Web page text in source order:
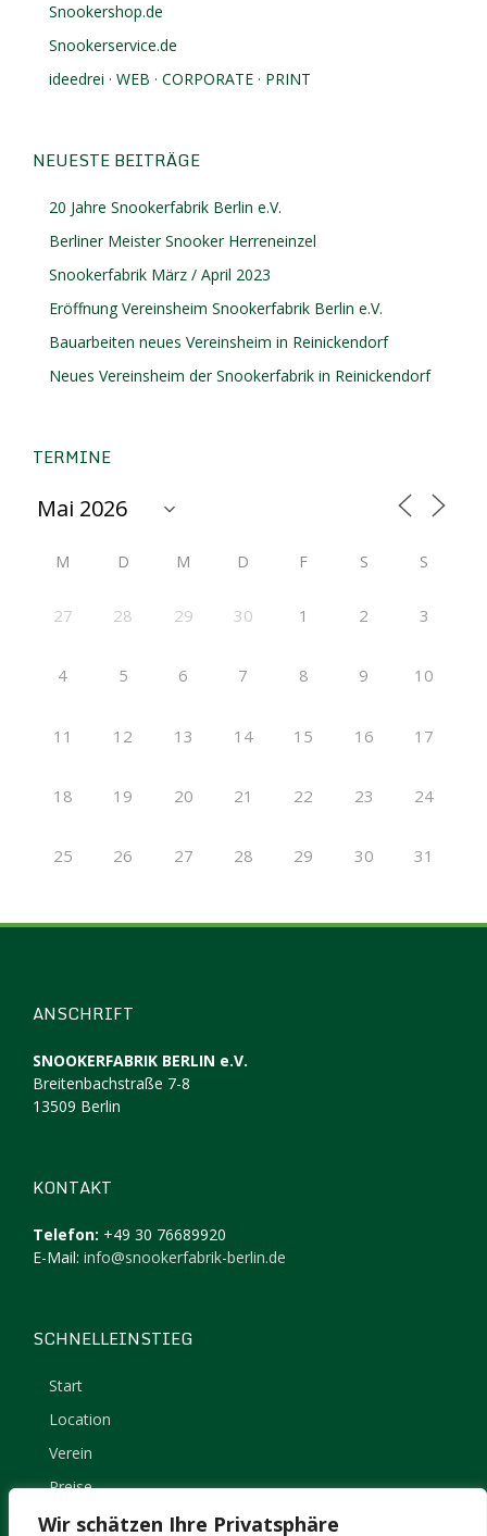
Wir schätzen Ihre Privatsphäre
Snookershop.de
Snookerservice.de
ideedrei · WEB · CORPORATE · PRINT
NEUESTE BEITRÄGE
20 Jahre Snookerfabrik Berlin e.V.
Berliner Meister Snooker Herreneinzel
Snookerfabrik März / April 2023
Eröffnung Vereinsheim Snookerfabrik Berlin e.V.
Bauarbeiten neues Vereinsheim in Reinickendorf
Neues Vereinsheim der Snookerfabrik in Reinickendorf
TERMINE
M D M D F S S
27 28 29 30 1 2 3
4 5 6 7 8 9 10
11 12 13 14 15 16 17
18 19 20 21 22 23 24
25 26 27 28 29 30 31
ANSCHRIFT
SNOOKERFABRIK BERLIN e.V.
Breitenbachstraße 7-8
13509 Berlin
KONTAKT
Telefon: +49 30 76689920
E-Mail: info@snookerfabrik-berlin.de
SCHNELLEINSTIEG
Start
Location
Verein
Preise
Kontakt